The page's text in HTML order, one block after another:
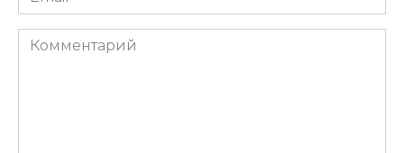
Комментарий